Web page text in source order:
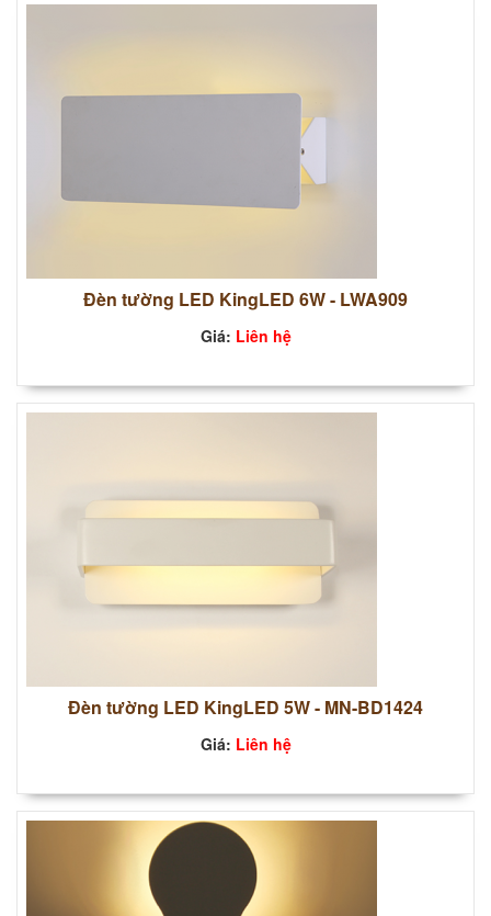
Đèn tường LED KingLED 6W - LWA909
Giá: Liên hệ
Đèn tường LED KingLED 5W - MN-BD1424
Giá: Liên hệ